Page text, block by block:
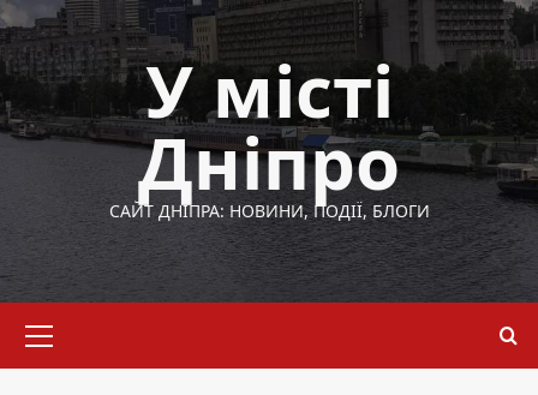
Перейти
до
вмісту
У місті
Дніпро
САЙТ ДНІПРА: НОВИНИ, ПОДІЇ, БЛОГИ
меню